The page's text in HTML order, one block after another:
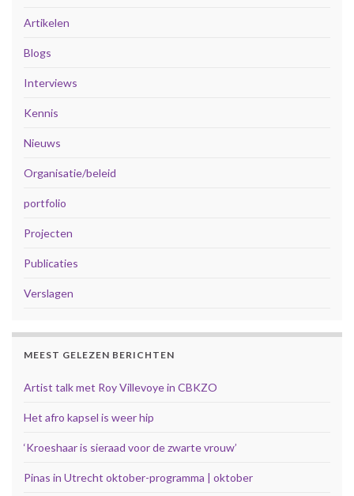
Artikelen
Blogs
Interviews
Kennis
Nieuws
Organisatie/beleid
portfolio
Projecten
Publicaties
Verslagen
MEEST GELEZEN BERICHTEN
Artist talk met Roy Villevoye in CBKZO
Het afro kapsel is weer hip
‘Kroeshaar is sieraad voor de zwarte vrouw’
Pinas in Utrecht oktober-programma | oktober